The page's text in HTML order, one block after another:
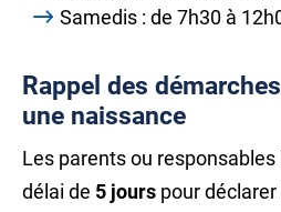
Samedis : de 7h30 à
Rappel des
une naissance
Les parents ou responsables
délai de 5 jours pour déclarer